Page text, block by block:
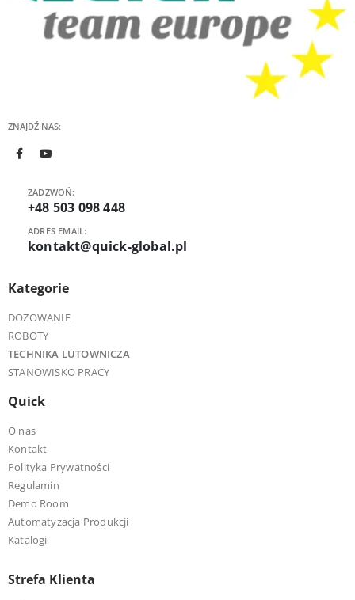
ZNAJDŹ NAS:
ZADZWOŃ:
+48 503 098 448
ADRES EMAIL:
kontakt@quick-global.pl
Kategorie
DOZOWANIE
ROBOTY
TECHNIKA LUTOWNICZA
STANOWISKO PRACY
Quick
O nas
Kontakt
Polityka Prywatności
Regulamin
Demo Room
Automatyzacja Produkcji
Katalogi
Strefa Klienta